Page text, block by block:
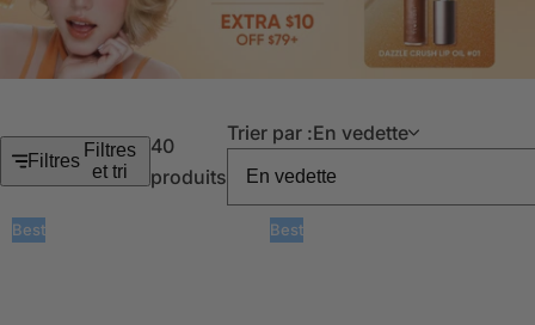
Filtres
Filtres
et tri
40
produits
Trier par :En vedette
Best Best